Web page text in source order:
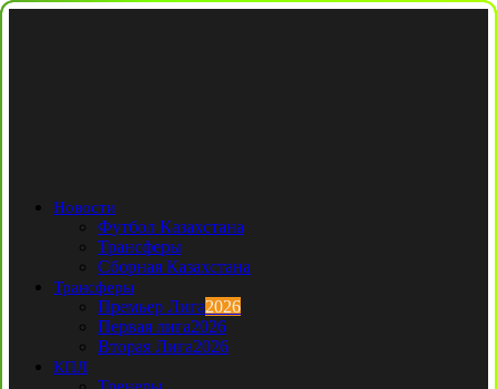
Новости
Футбол Казахстана
Трансферы
Сборная Казахстана
Трансферы
Премьер Лига2026
Первая лига2026
Вторая Лига2026
КПЛ